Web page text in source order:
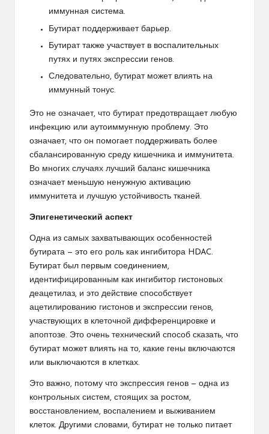
иммунная система.
Бутират поддерживает барьер.
Бутират также участвует в воспалительных
путях и путях экспрессии генов.
Следовательно, бутират может влиять на
иммунный тонус.
Это не означает, что бутират предотвращает любую
инфекцию или аутоиммунную проблему. Это
означает, что он помогает поддерживать более
сбалансированную среду кишечника и иммунитета.
Во многих случаях лучший баланс кишечника
означает меньшую ненужную активацию
иммунитета и лучшую устойчивость тканей.
Эпигенетический аспект
Одна из самых захватывающих особенностей
бутирата — это его роль как ингибитора HDAC.
Бутират был первым соединением,
идентифицированным как ингибитор гистоновых
деацетилаз, и это действие способствует
ацетилированию гистонов и экспрессии генов,
участвующих в клеточной дифференцировке и
апоптозе. Это очень технический способ сказать, что
бутират может влиять на то, какие гены включаются
или выключаются в клетках.
Это важно, потому что экспрессия генов — одна из
контрольных систем, стоящих за ростом,
восстановлением, воспалением и выживанием
клеток. Другими словами, бутират не только питает